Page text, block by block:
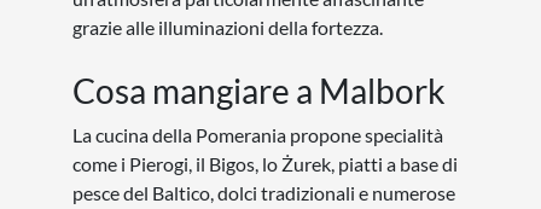
grazie alle illuminazioni della fortezza.
Cosa mangiare a Malbork
La cucina della Pomerania propone specialità
come i Pierogi, il Bigos, lo Żurek, piatti a base di
pesce del Baltico, dolci tradizionali e numerose